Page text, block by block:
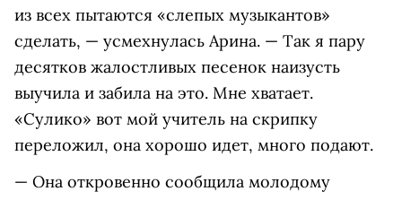
из всех пытаются «слепых музыкантов»
сделать, — усмехнулась Арина. — Так я пару
десятков жалостливых песенок наизусть
выучила и забила на это. Мне хватает.
«Сулико» вот мой учитель на скрипку
переложил, она хорошо идет, много подают.
— Она откровенно сообщила молодому